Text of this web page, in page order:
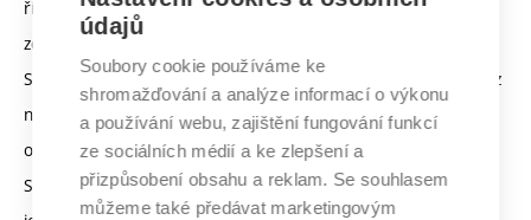
řízení rizik, Personalistika a mzdové účetnictví, Mezinárodní
zdanění příjmů, Vybrané hospodářské operace.
Studenti si zároveň mohou vybírat další volitelné předměty z
nabídky tzv. svobodných předmětů VUT, čímž mají možnost
obohatit studium o mezioborové znalosti či osobní zájmy.
Studijní plán je součástí přílohy. Kreditový systém programu
údajů
Soubory cookie používáme ke
shromažďování a analýze informací o výkonu
a používání webu, zajištění fungování funkcí
ze sociálních médií a ke zlepšení a
přizpůsobení obsahu a reklam. Se souhlasem
můžeme také předávat marketingovým